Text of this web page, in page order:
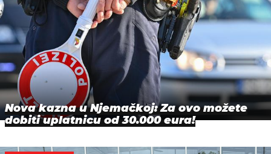
Nova kazna u Njemačkoj: Za ovo možete
dobiti uplatnicu od 30.000 eura!